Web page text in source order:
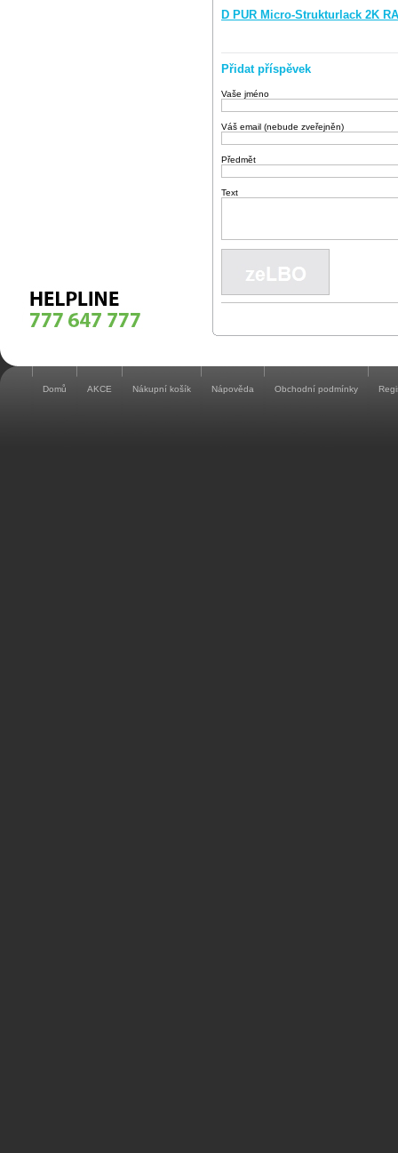
D PUR Micro-Strukturlack 2K
Přidat příspěvek
Vaše jméno
Váš email (nebude zveřejněn)
Předmět
Text
Domů AKCE Nákupní košík Nápověda Obchodní podmínky